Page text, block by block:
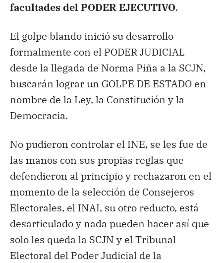
facultades del PODER EJECUTIVO.
El golpe blando inició su desarrollo
formalmente con el PODER JUDICIAL
desde la llegada de Norma Piña a la SCJN,
buscarán lograr un GOLPE DE ESTADO en
nombre de la Ley, la Constitución y la
Democracia.
No pudieron controlar el INE, se les fue de
las manos con sus propias reglas que
defendieron al principio y rechazaron en el
momento de la selección de Consejeros
Electorales, el INAI, su otro reducto, está
desarticulado y nada pueden hacer así que
solo les queda la SCJN y el Tribunal
Electoral del Poder Judicial de la